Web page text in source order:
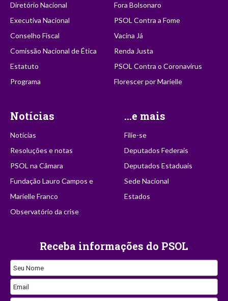
Diretório Nacional
Executiva Nacional
Conselho Fiscal
Comissão Nacional de Ética
Estatuto
Programa
Fora Bolsonaro
PSOL Contra a Fome
Vacina Já
Renda Justa
PSOL Contra o Coronavírus
Florescer por Marielle
Notícias
Notícias
Resoluções e notas
PSOL na Câmara
Fundação Lauro Campos e
Marielle Franco
Observatório da crise
...e mais
Filie-se
Deputados Federais
Deputados Estaduais
Sede Nacional
Estados
Receba informações do PSOL
Phone
Number
Seu Nome
Email